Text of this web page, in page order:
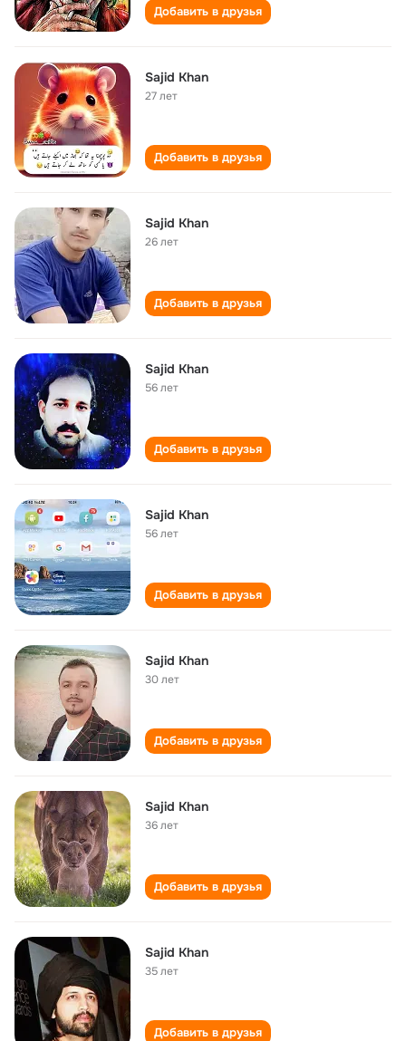
Добавить в друзья
Sajid Khan
27 лет
Добавить в друзья
Sajid Khan
26 лет
Добавить в друзья
Sajid Khan
56 лет
Добавить в друзья
Sajid Khan
56 лет
Добавить в друзья
Sajid Khan
30 лет
Добавить в друзья
Sajid Khan
36 лет
Добавить в друзья
Sajid Khan
35 лет
Добавить в друзья